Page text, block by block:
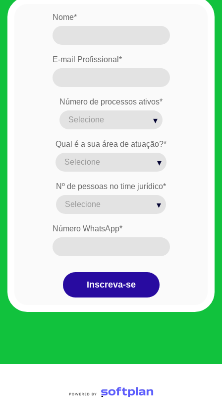
Nome*
E-mail Profissional *
Número de processos ativos*
Qual é a sua área de atuação?*
Nº de pessoas no time jurídico*
Número WhatsApp*